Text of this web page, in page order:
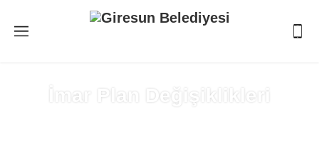
İmar Plan Değişiklikleri